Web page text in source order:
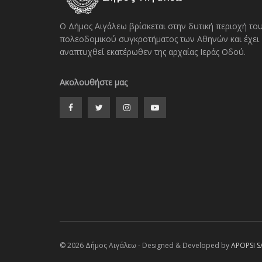
Ο Δήμος Αιγάλεω βρίσκεται στην δυτική περιοχή
πολεοδομικού συγκροτήματος των Αθηνών και έχει
αναπτυχθεί εκατέρωθεν της αρχαίας Ιεράς Οδού.
Ακολουθήστε μας
© 2026 Δήμος Αιγάλεω - Designed & Developed byAPOPSI